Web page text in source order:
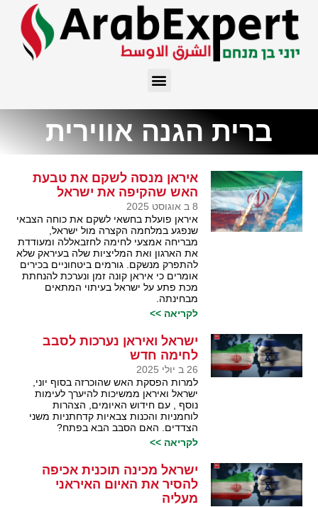
ברית הגנה אווירית
איראן מנסה לשקם את טבעת
האש שהקיפה את ישראל
8 ב אוגוסט 2025
איראן פועלת בחשאי לשקם את כוחה הצבאי
שנפגע במלחמה הקצרה מול ישראל,
מבריחה אמצעי לחימה לחזבאללה ומעודדת
את הארגון ואת המליציות שלה בעיראק שלא
להתפרק מנשקם. גורמים ביטחוניים בכירים
אומרים כי איראן קונה זמן ונערכת להנחתת
מכת פתע על ישראל בעיתוי המתאים
מבחינתה.
לקריאה >>
ישראל ואיראן נערכות לסבב
לחימה חדש
26 ב יולי 2025
למרות הפסקת האש שהוכרזה בסוף יוני,
ישראל ואיראן ממשיכות להיערך לעימות
נוסף , עם חידוש האיומים, הצהרות
לוחמניות והכנות צבאיות קדחתניות משני
הצדדים. האם הסבב הבא בפתח?
לקריאה >>
ישראל מכינה תוכנית אכיפה
להסיר את האיום האיראני
מעליה